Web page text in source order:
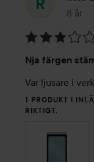
8 år
3
av
5
Nja färgen
Var ljusare i
1 PRODUKT I
RIKTIGT.